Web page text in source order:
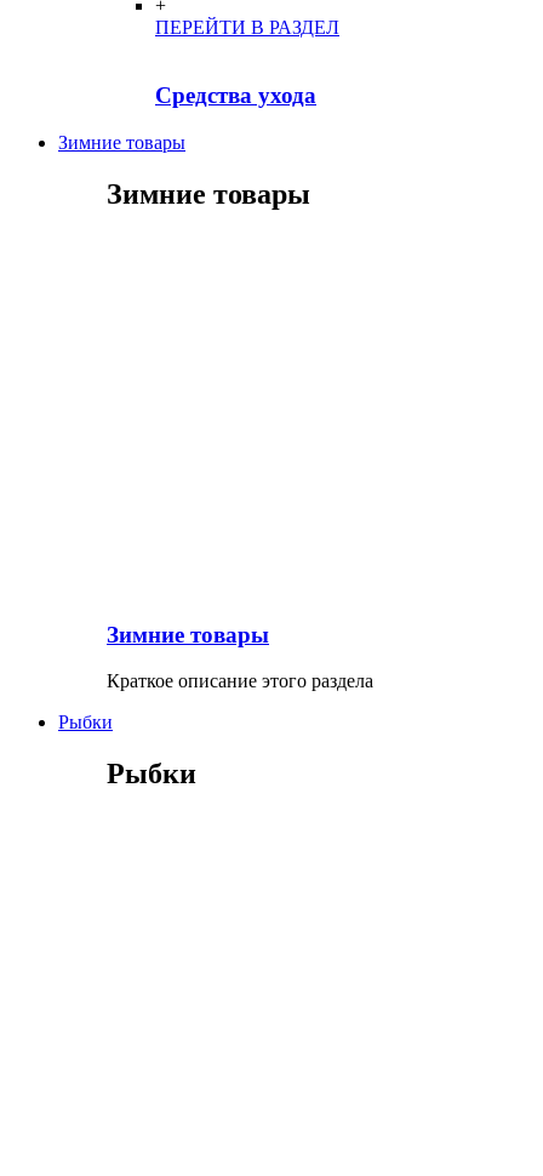
+
ПЕРЕЙТИ В РАЗДЕЛ
Средства ухода
Зимние товары
Зимние товары
Зимние товары
Краткое описание этого раздела
Рыбки
Рыбки